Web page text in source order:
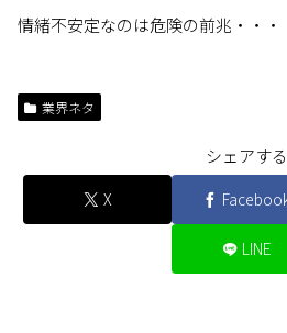
情緒不安定なのは危険の前兆・・・
業界ネタ
シェアする
X
LINE